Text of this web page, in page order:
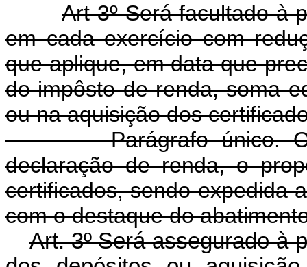
Art 3º Será facultado à
em cada exercício com
que aplique, em data que
do impôsto de renda, soma
ou na aquisição dos
Parágrafo único. O
declaração de renda, o
certificados, sendo expedida
com o destaque do
Art. 3º Será assegurado à